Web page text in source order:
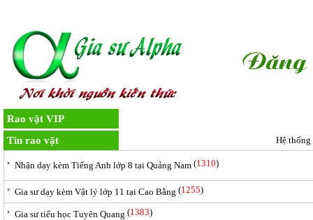
Rao vặt VIP
Tin rao vặt
Hệ
Nhận dạy kèm Tiếng Anh lớp 8 tại Quảng Nam (1310)
Gia sư dạy kèm Vật lý lớp 11 tại Cao Bằng (1255)
Gia sư tiểu học Tuyên Quang (1383)